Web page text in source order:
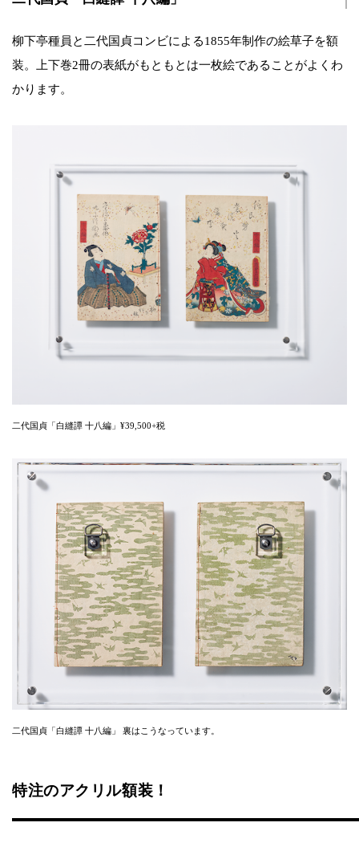
柳下亭種員と二代国貞コンビによる1855年制作の絵草子を額
装。上下巻2冊の表紙がもともとは一枚絵であることがよくわ
かります。
二代国貞「白縫譚 十八編」¥39,500+税
二代国貞「白縫譚 十八編」 裏はこうなっています。
特注のアクリル額装！